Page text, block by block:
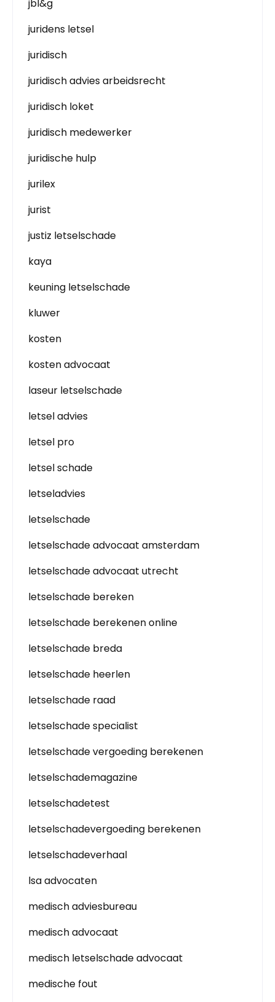
jbl&g
juridens letsel
juridisch
juridisch advies arbeidsrecht
juridisch loket
juridisch medewerker
juridische hulp
jurilex
jurist
justiz letselschade
kaya
keuning letselschade
kluwer
kosten
kosten advocaat
laseur letselschade
letsel advies
letsel pro
letsel schade
letseladvies
letselschade
letselschade advocaat amsterdam
letselschade advocaat utrecht
letselschade bereken
letselschade berekenen online
letselschade breda
letselschade heerlen
letselschade raad
letselschade specialist
letselschade vergoeding berekenen
letselschademagazine
letselschadetest
letselschadevergoeding berekenen
letselschadeverhaal
lsa advocaten
medisch adviesbureau
medisch advocaat
medisch letselschade advocaat
medische fout